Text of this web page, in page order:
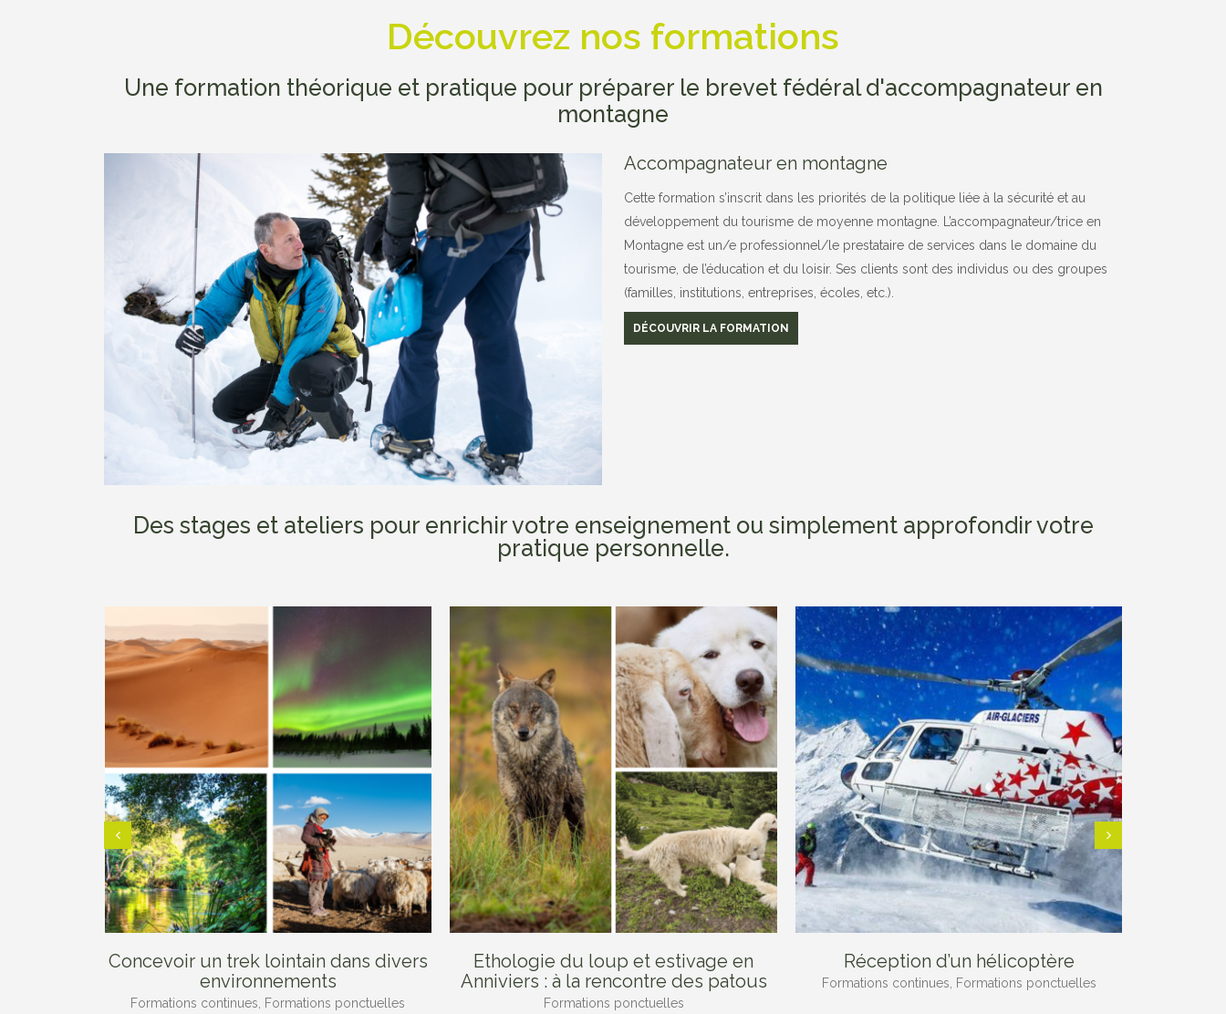
Découvrez nos formations
Une formation théorique et pratique pour préparer le brevet fédéral d'accompagnateur en
montagne
Accompagnateur en montagne
Cette formation s’inscrit dans les priorités de la politique liée à la sécurité et au
développement du tourisme de moyenne montagne. L’accompagnateur/trice en
Montagne est un/e professionnel/le prestataire de services dans le domaine du
tourisme, de l’éducation et du loisir. Ses clients sont des individus ou des groupes
(familles, institutions, entreprises, écoles, etc.).
DÉCOUVRIR LA FORMATION
Des stages et ateliers pour enrichir votre enseignement ou simplement approfondir votre
pratique personnelle.
Concevoir un trek lointain dans divers
environnements
Formations continues, Formations ponctuelles
Ethologie du loup et estivage en
Anniviers : à la rencontre des patous
Formations ponctuelles
Réception d’un hélicoptère
Formations continues, Formations ponctuelles